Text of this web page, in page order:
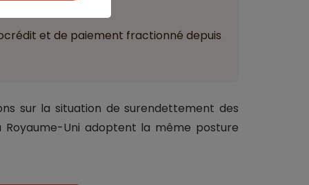
et de paiement fractionné depuis
sur la situation de surendettement des
Royaume-Uni adoptent la même posture